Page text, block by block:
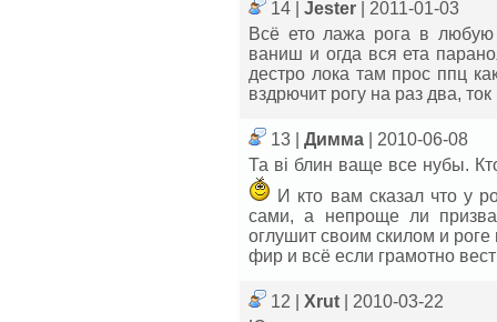
14 | Jester
| 2011-01-03
Всё ето лажа рога в любую
ваниш и огда вся ета
дестро лока там прос ппц
вздрючит рогу на раз два,
13 | Димма
| 2010-06-08
Та ві блин ваще все нубы.
И кто вам сказал что у
сами, а непроще ли
оглушит своим скилом и роге
фир и всё если грамотно
12 | Xrut
| 2010-03-22